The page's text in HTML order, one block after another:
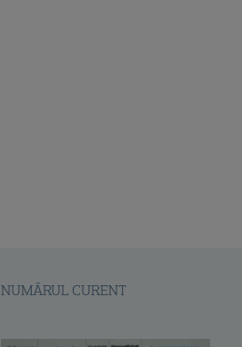
NUMĂRUL CURENT